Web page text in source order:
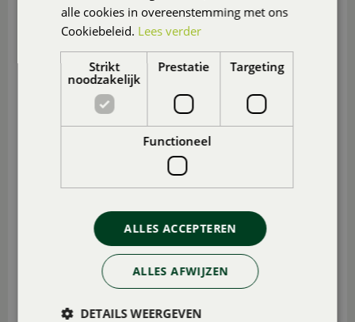
alle cookies in overeenstemming met ons
Cookiebeleid. Lees verder
Strikt
noodzakelijk
Prestatie Targeting
Functioneel
ALLES ACCEPTEREN
ALLES AFWIJZEN
DETAILS WEERGEVEN